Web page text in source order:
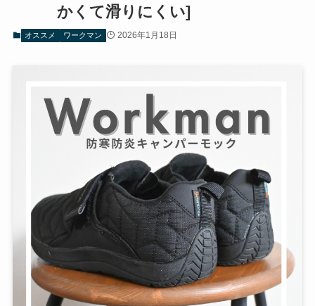
かくて滑りにくい]
オススメ ワークマン 2026年1月18日